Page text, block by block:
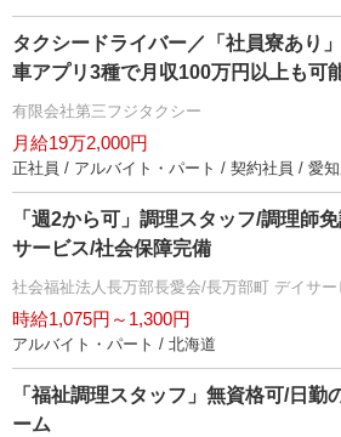
タクシードライバー／「社員寮あり
車アプリ3種で月収100万円以上も可
有限会社第三フジタクシー
月給19万2,000円
正社員 / アルバイト・パート / 契約社員 / 愛
「週2から可」調理スタッフ/調理師
サービス/社会保障完備
社会福祉法人長万部長愛会/長万部町 デイサ
時給1,075円～1,300円
アルバイト・パート / 北海道
「福祉調理スタッフ」無資格可/日勤
ーム